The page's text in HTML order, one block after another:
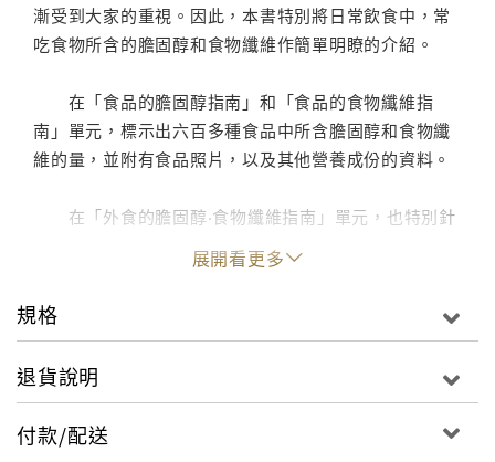
漸受到大家的重視。因此，本書特別將日常飲食中，常
吃食物所含的膽固醇和食物纖維作簡單明瞭的介紹。
在「食品的膽固醇指南」和「食品的食物纖維指
南」單元，標示出六百多種食品中所含膽固醇和食物纖
維的量，並附有食品照片，以及其他營養成份的資料。
在「外食的膽固醇‧食物纖維指南」單元，也特別針
對常見外食所含的膽固醇和纖維素做了介紹。
希望讀者在看了本書之後，能夠概略了解哪些食品
是高膽固醇食品，哪些食品是高纖維素食品，外食的同
展開看更多
規格
退貨說明
付款/配送